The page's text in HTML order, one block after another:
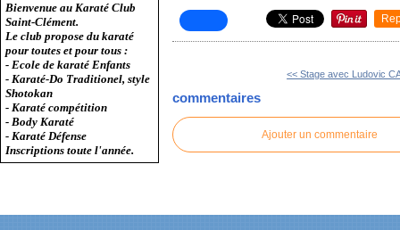
Bienvenue au Karaté Club
Saint-Clément.
Le club propose du karaté
pour toutes et pour tous :
- Ecole de karaté Enfants
- Karaté-Do Traditionel, style
Shotokan
- Karaté compétition
- Body Karaté
- Karaté Défense
Inscriptions toute l'année.
<< Stage avec Ludovic
commentaires
Ajouter un commentaire